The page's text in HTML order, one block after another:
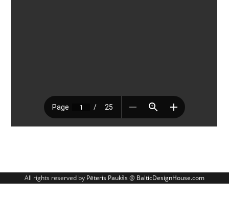
All rights reserved by Pēteris Paukšs@ BalticDesignHouse.com